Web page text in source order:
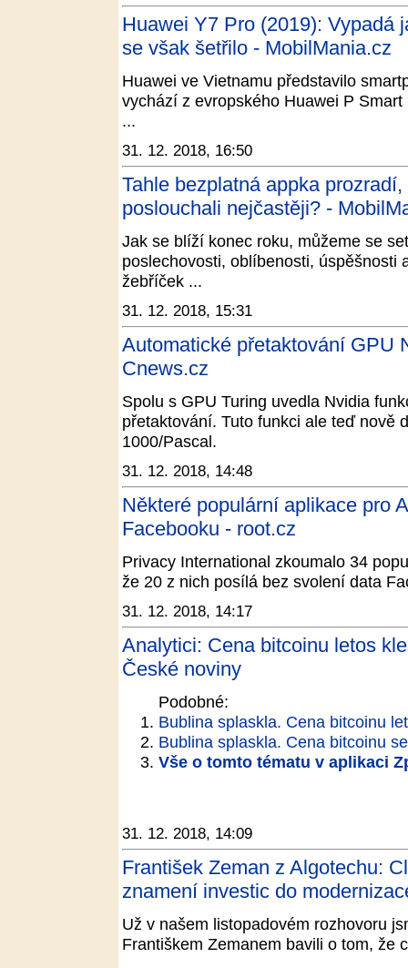
Huawei Y7 Pro (2019): Vypadá
se však šetřilo - MobilMania.cz
Huawei ve Vietnamu představilo
vychází z evropského Huawei P
...
31. 12. 2018, 16:50
Tahle bezplatná appka
poslouchali nejčastěji? -
Jak se blíží konec roku, můžeme se
poslechovosti, oblíbenosti, úspěšnosti
žebříček ...
31. 12. 2018, 15:31
Automatické přetaktování GPU
Cnews.cz
Spolu s GPU Turing uvedla Nvidia
přetaktování. Tuto funkci ale teď nově
1000/Pascal.
31. 12. 2018, 14:48
Některé populární aplikace pro
Facebooku - root.cz
Privacy International zkoumalo 34
že 20 z nich posílá bez svolení data
31. 12. 2018, 14:17
Analytici: Cena bitcoinu letos
České noviny
Podobné:
Bublina splaskla. Cena bitcoinu
Bublina splaskla. Cena bitcoinu
Vše o tomto tématu v aplikaci
31. 12. 2018, 14:09
František Zeman z Algotechu:
znamení investic do
Už v našem listopadovém rozhovoru
Františkem Zemanem bavili o tom, že